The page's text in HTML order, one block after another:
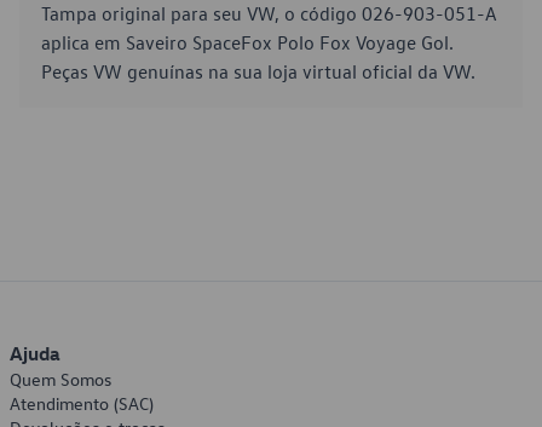
Tampa original para seu VW, o código 026-903-051-A
aplica em Saveiro SpaceFox Polo Fox Voyage Gol.
Peças VW genuínas na sua loja virtual oficial da VW.
Ajuda
Quem Somos
Atendimento (SAC)